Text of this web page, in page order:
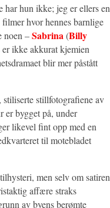
har hun ikke; jeg er ellers en
hvor hennes barnlige
noen –Sabrina(Billy
ikke akkurat kjemien
blir mer påstått
stillfotografiene av
er bygget på, under
likevel fint opp med en
til motebladet
men selv om satiren
affære straks
av byens berømte